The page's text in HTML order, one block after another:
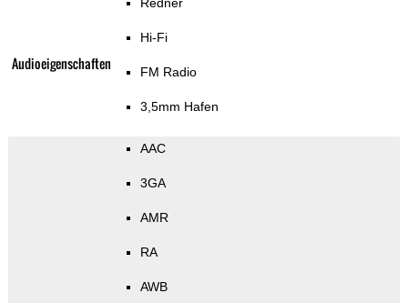
Audioeigenschaften
Hi-Fi
FM Radio
3,5mm Hafen
AAC
3GA
AMR
RA
AWB